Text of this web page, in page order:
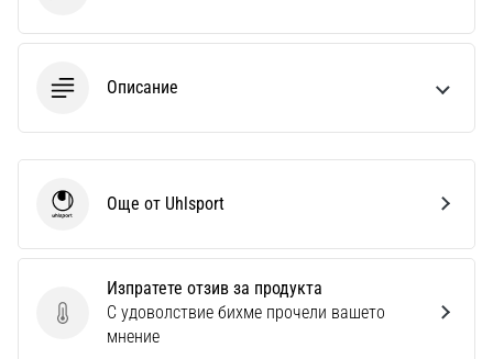
Описание
Изпратете отзив за продукта
Изпратете отзив за продукта
С удоволствие бихме прочели вашето
мнение
UhlsportОще от Uhlsport